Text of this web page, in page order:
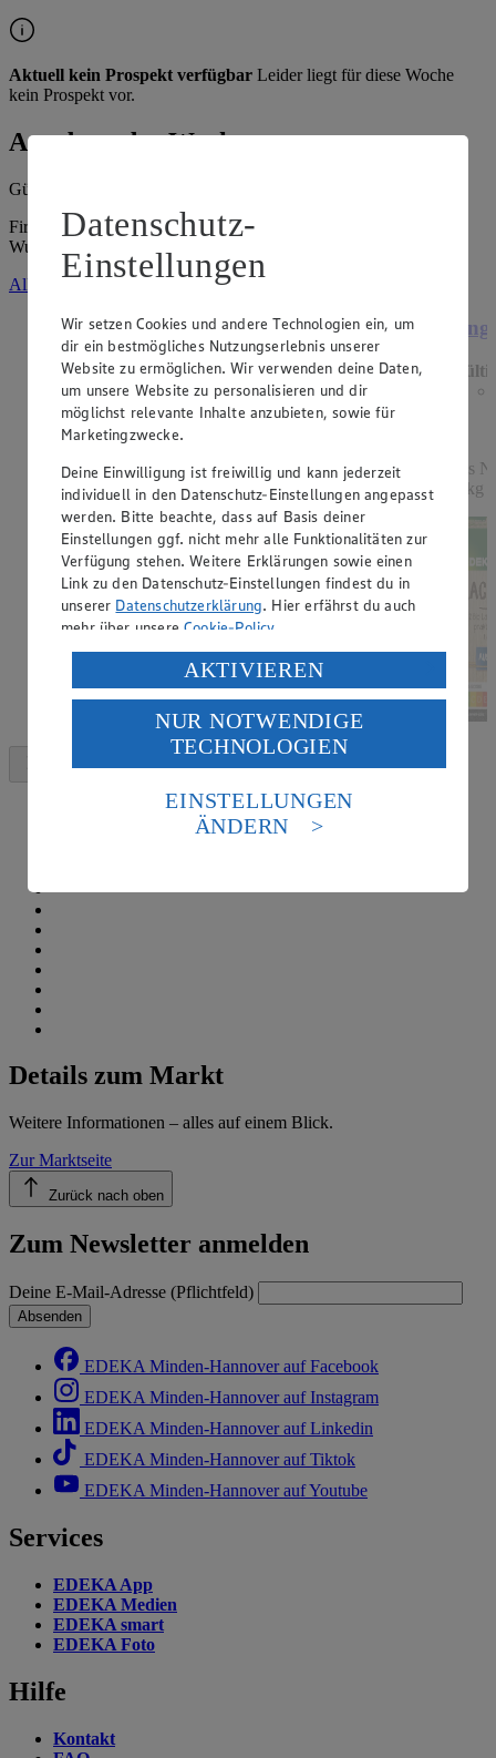
Aktuell kein Prospekt verfügbar Leider liegt für diese Woche
kein Prospekt vor.
Angebote der Woche
Gültig vom
Firma: Frischemarkt Dorum GmbH & Co. KG, Poststr. 3, 27639
Wurster Nordseeküste
Alle Angebote ansehen
Angebot:Kühne Grill- und Würzsaucen
Gültig ab 15.08.2026
0.77 -54%
Rabattierter Preis von 0.77€ (Insgesamt -54%
Rabatt)
versch. Sorten, 250ml Flasche, (1l = 3,08)
aus
(1kg
Details zum Markt
Weitere Informationen – alles auf einem Blick.
Zur Marktseite
Zurück nach oben
Zum Newsletter anmelden
Deine E-Mail-Adresse (Pflichtfeld)
Absenden
EDEKA Minden-Hannover auf Facebook
EDEKA Minden-Hannover auf Instagram
EDEKA Minden-Hannover auf Linkedin
EDEKA Minden-Hannover auf Tiktok
EDEKA Minden-Hannover auf Youtube
Services
EDEKA App
EDEKA Medien
EDEKA smart
EDEKA Foto
Hilfe
Kontakt
Datenschutz-
Einstellungen
Wir setzen Cookies und andere Technologien ein, um
dir ein bestmögliches Nutzungserlebnis unserer
Website zu ermöglichen. Wir verwenden deine Daten,
um unsere Website zu personalisieren und dir
möglichst relevante Inhalte anzubieten, sowie für
Marketingzwecke.
Deine Einwilligung ist freiwillig und kann jederzeit
individuell in den Datenschutz-Einstellungen angepasst
werden. Bitte beachte, dass auf Basis deiner
Einstellungen ggf. nicht mehr alle Funktionalitäten zur
Verfügung stehen. Weitere Erklärungen sowie einen
Link zu den Datenschutz-Einstellungen findest du in
unserer Datenschutzerklärung. Hier erfährst du auch
mehr über unsereCookie-Policy.
Verarbeitung deiner personenbezogenen Daten in den
USA durch Facebook und YouTube:
Wenn du auf „Aktivieren“ klickst, willigst du im Sinne
des Art. 49 Abs. 1 Satz 1 lit. a) DSGVO ein, dass deine
Daten in den USA verarbeitet werden. Der EuGH sieht
die USA als Land mit einem nach europäischen
Standards nicht angemessenen Datenschutzniveau an.
Es besteht das Risiko eines Zugriffs durch US-
Informationen zum Herausgeber der Seite findest du
AKTIVIEREN
NUR NOTWENDIGE
TECHNOLOGIEN
EINSTELLUNGEN
ÄNDERN